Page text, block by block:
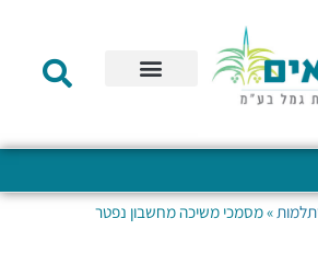
»מסמכי משיכה מחשבון נפטר